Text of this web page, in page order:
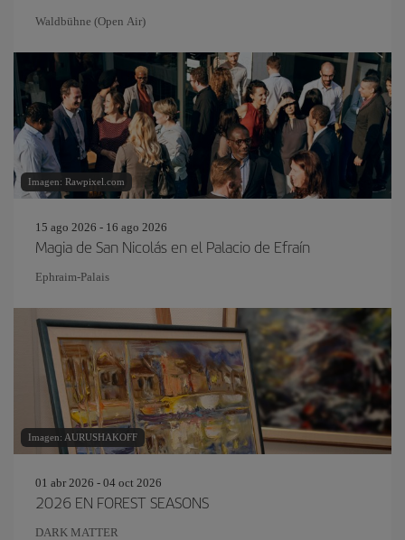
Waldbühne (Open Air)
Imagen: Rawpixel.com
15 ago 2026 - 16 ago 2026
Magia de San Nicolás en el Palacio de Efraín
Ephraim-Palais
Imagen: AURUSHAKOFF
01 abr 2026 - 04 oct 2026
2026 EN FOREST SEASONS
DARK MATTER